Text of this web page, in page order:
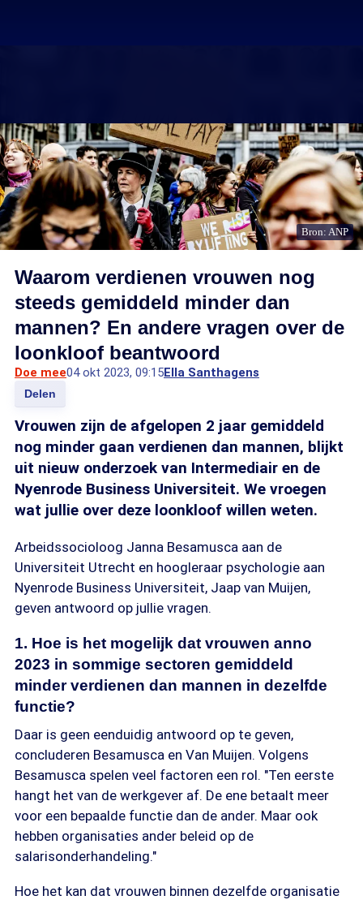
Bron: ANP
Waarom verdienen vrouwen nog
steeds gemiddeld minder dan
mannen? En andere vragen over de
loonkloof beantwoord
Doe mee04 okt 2023, 09:15Ella Santhagens
Delen
Vrouwen zijn de afgelopen 2 jaar gemiddeld
nog minder gaan verdienen dan mannen, blijkt
uit nieuw onderzoek van Intermediair en de
Nyenrode Business Universiteit. We vroegen
wat jullie over deze loonkloof willen weten.
Arbeidssocioloog Janna Besamusca aan de
Universiteit Utrecht en hoogleraar psychologie aan
Nyenrode Business Universiteit, Jaap van Muijen,
geven antwoord op jullie vragen.
1. Hoe is het mogelijk dat vrouwen anno
2023 in sommige sectoren gemiddeld
minder verdienen dan mannen in dezelfde
functie?
Daar is geen eenduidig antwoord op te geven,
concluderen Besamusca en Van Muijen. Volgens
Besamusca spelen veel factoren een rol. "Ten eerste
hangt het van de werkgever af. De ene betaalt meer
voor een bepaalde functie dan de ander. Maar ook
hebben organisaties ander beleid op de
salarisonderhandeling."
Hoe het kan dat vrouwen binnen dezelfde organisatie